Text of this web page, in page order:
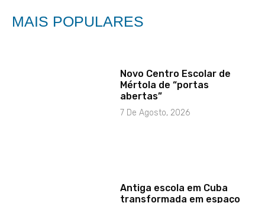
MAIS POPULARES
Novo Centro Escolar de
Mértola de “portas
abertas”
7 De Agosto, 2026
Antiga escola em Cuba
transformada em espaço